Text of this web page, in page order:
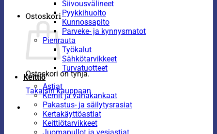
Ostoskori
Ostoskori on tyhjä.
Takaisin kauppaan
Siivousvälineet
Pyykkihuolto
Kunnossapito
Parveke- ja kynnysmatot
Pienrauta
Työkalut
Sähkötarvikkeet
Turvatuotteet
Keittiö
Astiat
Kernit ja vahakankaat
Pakastus- ja säilytysrasiat
Kertakäyttöastiat
Keittiötarvikkeet